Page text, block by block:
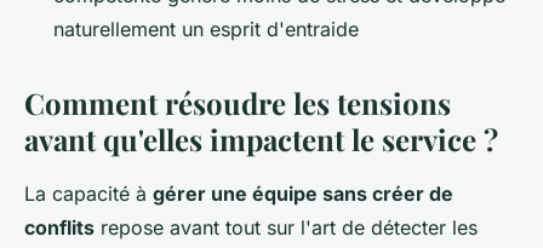
naturellement un esprit d'entraide
Comment résoudre les tensions
avant qu'elles impactent le service ?
La capacité à gérer une équipe sans créer de
conflits repose avant tout sur l'art de détecter les